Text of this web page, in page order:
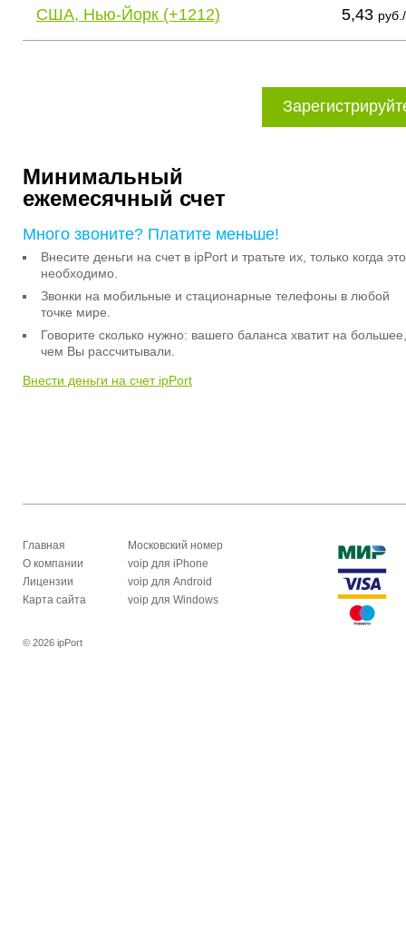
США, Нью-Йорк (+1212) 5,43
Минимальный
ежемесячный счет
Много звоните? Платите меньше!
Внесите деньги на счет в ipPort и тратьте их, только когда это
необходимо.
Звонки на мобильные и стационарные телефоны в любой
точке мире.
Говорите сколько нужно: вашего баланса хватит на большее,
чем Вы рассчитывали.
Внести деньги на счет ipPort
Главная
О компании
Лицензии
Карта сайта
Московский номер
voip для iPhone
voip для Android
voip для Windows
© 2026 ipPort